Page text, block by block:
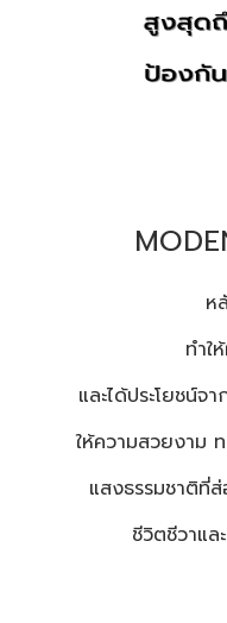
ห
ทำใ
และได้ประโยชน์
ให้ความสวยงาม
แสงธรรมชาติที่
ชีวิตชีวาแ